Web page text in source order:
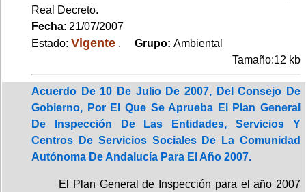
Real Decreto.
Fecha: 21/07/2007
Estado: Vigente . Grupo: Ambiental
Tamaño:12 kb
Acuerdo De 10 De Julio De 2007, Del Consejo De
Gobierno, Por El Que Se Aprueba El Plan General
De Inspección De Las Entidades, Servicios Y
Centros De Servicios Sociales De La Comunidad
Autónoma De Andalucía Para El Año 2007.
El Plan General de Inspección para el año 2007